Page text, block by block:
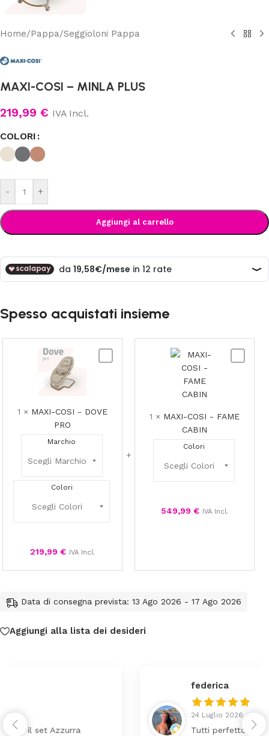
Home/Pappa/Seggioloni Pappa
MAXI-COSI – MINLA PLUS
219,99 € IVA Incl.
COLORI
- +
Aggiungi al carrello
Spesso acquistati insieme
PRO
1 × MAXI-COSI - DOVE
PRO
Marchio
Colori
219,99 € IVA Incl.
1 × MAXI-COSI - FAME
CABIN
Colori
549,99 € IVA Incl.
Data di consegna prevista: 13 Ago 2026 - 17 Ago 2026
Aggiungi alla lista dei desideri
Tutti perfetto! Ho ordinato un lettino che é